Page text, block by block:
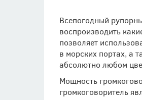
Всепогодный
воспроизводить
позволяет
в морских портах, а
абсолютно любом
Мощность
громкоговоритель